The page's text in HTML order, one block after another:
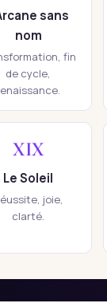
sans
nom
fin
de cycle,
XIX
Le Soleil
joie,
clarté.